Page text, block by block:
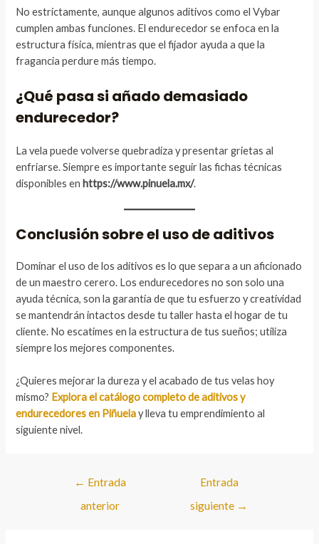
No estrictamente, aunque algunos aditivos como el Vybar
cumplen ambas funciones. El endurecedor se enfoca en la
estructura física, mientras que el fijador ayuda a que la
fragancia perdure más tiempo.
¿Qué pasa si añado demasiado
endurecedor?
La vela puede volverse quebradiza y presentar grietas al
enfriarse. Siempre es importante seguir las fichas técnicas
disponibles en https://www.pinuela.mx/.
Conclusión sobre el uso de aditivos
Dominar el uso de los aditivos es lo que separa a un aficionado
de un maestro cerero. Los endurecedores no son solo una
ayuda técnica, son la garantía de que tu esfuerzo y creatividad
se mantendrán intactos desde tu taller hasta el hogar de tu
cliente. No escatimes en la estructura de tus sueños; utiliza
siempre los mejores componentes.
¿Quieres mejorar la dureza y el acabado de tus velas hoy
mismo? Explora el catálogo completo de aditivos y
endurecedores en Piñuelay lleva tu emprendimiento al
siguiente nivel.
Navegación
entradas
← Entrada
anterior
Entrada
siguiente →